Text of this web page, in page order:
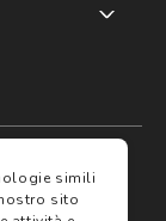
simili
sito